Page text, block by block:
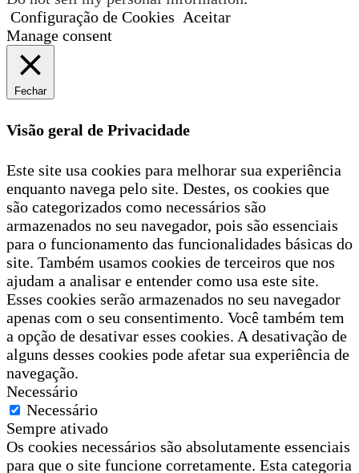
Configuração de Cookies Aceitar
Manage consent
Fechar
Visão geral de Privacidade
Este site usa cookies para melhorar sua experiência
enquanto navega pelo site. Destes, os cookies que
são categorizados como necessários são
armazenados no seu navegador, pois são essenciais
para o funcionamento das funcionalidades básicas do
site. Também usamos cookies de terceiros que nos
ajudam a analisar e entender como usa este site.
Esses cookies serão armazenados no seu navegador
apenas com o seu consentimento. Você também tem
a opção de desativar esses cookies. A desativação de
alguns desses cookies pode afetar sua experiência de
navegação.
Necessário
Necessário
Sempre ativado
Os cookies necessários são absolutamente essenciais
para que o site funcione corretamente. Esta categoria